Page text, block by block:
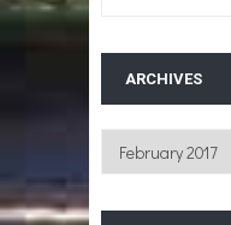
ARCHIVES
Archives